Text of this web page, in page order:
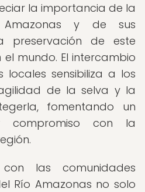
la importancia de la
Amazonas y de sus
preservación de este
mundo. El intercambio
locales sensibiliza a los
de la selva y la
fomentando un
compromiso con la
las comunidades
Río Amazonas no solo